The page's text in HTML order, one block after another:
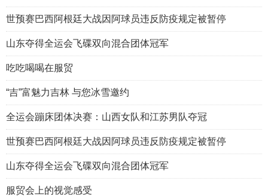
世预赛巴西阿根廷大战因阿球员违反防疫规定被暂停
山东夺得全运会飞碟双向混合团体冠军
吃吃喝喝在服贸
“吉”富魅力吉林 与您冰雪邀约
全运会蹦床团体决赛：山西女队和江苏男队夺冠
世预赛巴西阿根廷大战因阿球员违反防疫规定被暂停
山东夺得全运会飞碟双向混合团体冠军
服贸会上的视觉感受